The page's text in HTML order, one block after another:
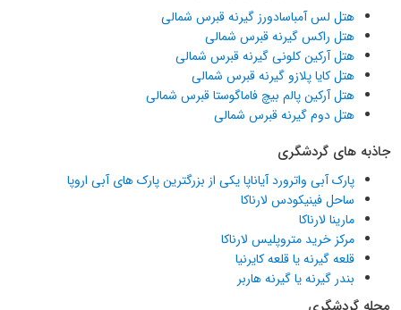
هتل لس آمباسادورز گیرنه قبرس شمالی
هتل راکس گیرنه قبرس شمالی
هتل آرکین کلونی گیرنه قبرس شمالی
هتل کایا پلازو گیرنه قبرس شمالی
هتل آرکین پالم بیچ فاماگوستا قبرس شمالی
هتل دوم گیرنه قبرس شمالی
جاذبه های گردشگری
پارک آبی واترورد آیاناپا یکی از بزرگترین پارک های آبی اروپا
ساحل فینیکودس لارناکا
مارینا لارناکا
مرکز خرید متروپلیس لارناکا
قلعه گیرنه یا قلعه کایرنیا
بندر گیرنه یا گیرنه هاربر